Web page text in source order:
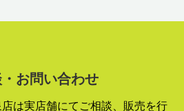
お問い合わせ
は実店舗にてご相談、販売を行